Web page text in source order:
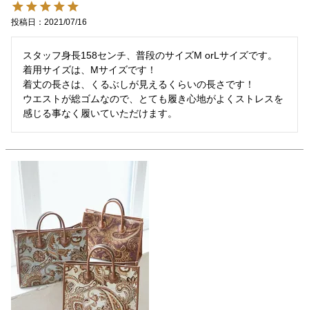
投稿日 2021/07/16
スタッフ身長158センチ、普段のサイズM orLサイズです。
着用サイズは、Mサイズです！
着丈の長さは、くるぶしが見えるくらいの長さです！
ウエストが総ゴムなので、とても履き心地がよくストレスを
感じる事なく履いていただけます。